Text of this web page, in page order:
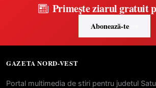
Primește ziarul gratuit
Abonează-te
GAZETA NORD-VEST
Portal multimedia de stiri pentru judetul